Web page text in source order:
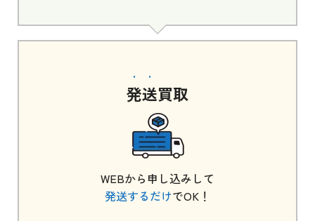
発送買取
WEBから申し込みして
発送するだけでOK！